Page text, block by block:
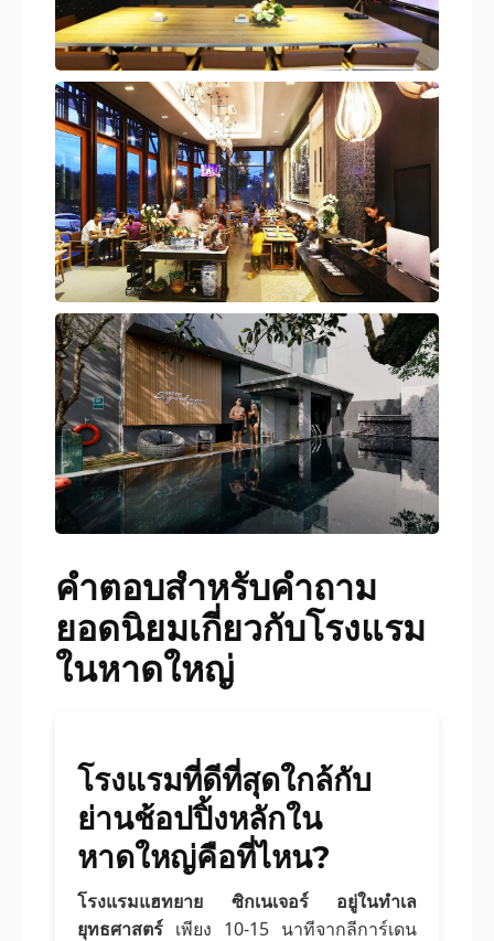
คำตอบสำหรับคำถาม
ยอดนิยมเกี่ยวกับโรงแรม
ในหาดใหญ่
โรงแรมที่ดีที่สุดใกล้กับ
ย่านช้อปปิ้งหลักใน
หาดใหญ่คือที่ไหน?
โรงแรมแฮทยาย ซิกเนเจอร์ อยู่ในทำเล
ยุทธศาสตร์ เพียง 10-15 นาทีจากลีการ์เดน